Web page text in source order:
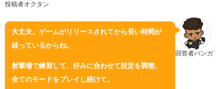
投稿者オクタン
回答者バンガ
大丈夫。ゲームがリリースされてから長い時間が
経っているからね。
射撃場で練習して、好みに合わせて設定を調整、
全てのモードをプレイし続けて。